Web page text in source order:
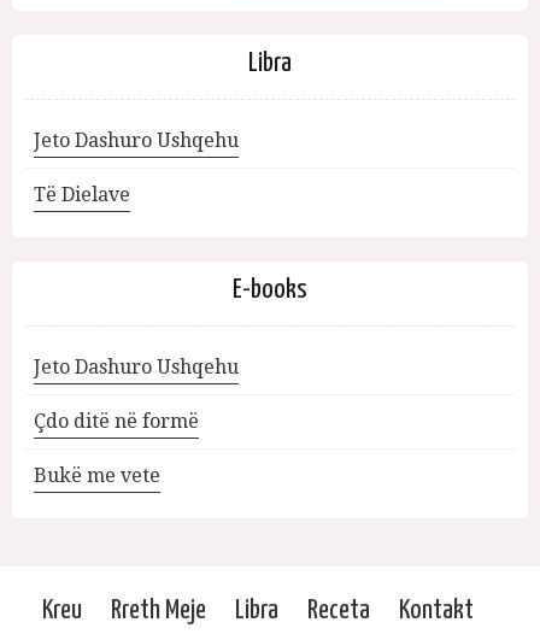
Libra
Jeto Dashuro Ushqehu
Të Dielave
E-books
Jeto Dashuro Ushqehu
Çdo ditë në formë
Bukë me vete
Kreu Rreth Meje Libra Receta Kontakt